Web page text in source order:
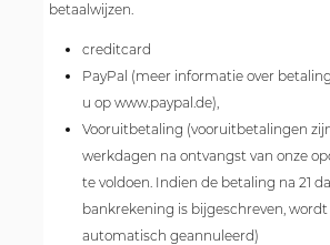
betaalwijzen.
creditcard
PayPal (meer informatie over
u op www.paypal.de),
Vooruitbetaling (vooruitbetalingen
werkdagen na ontvangst van onze
te voldoen. Indien de betaling na 21
bankrekening is bijgeschreven,
automatisch geannuleerd)